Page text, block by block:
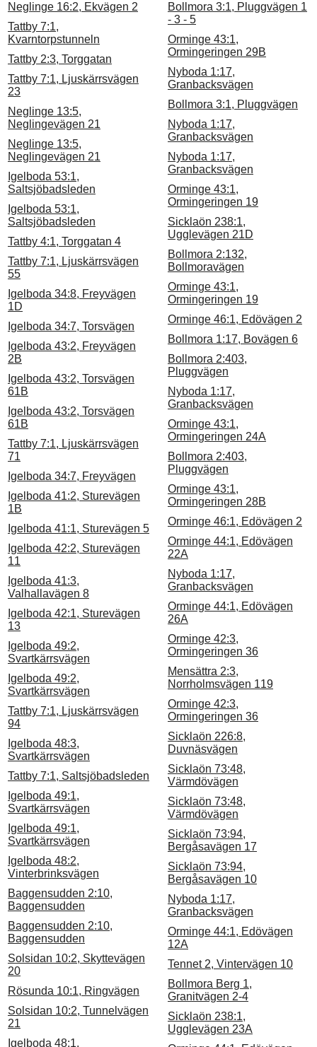
Neglinge 16:2, Ekvägen 2
Tattby 7:1,
Kvarntorpstunneln
Tattby 2:3, Torggatan
Tattby 7:1, Ljuskärrsvägen
23
Neglinge 13:5,
Neglingevägen 21
Neglinge 13:5,
Neglingevägen 21
Igelboda 53:1,
Saltsjöbadsleden
Igelboda 53:1,
Saltsjöbadsleden
Tattby 4:1, Torggatan 4
Tattby 7:1, Ljuskärrsvägen
55
Igelboda 34:8, Freyvägen
1D
Igelboda 34:7, Torsvägen
Igelboda 43:2, Freyvägen
2B
Igelboda 43:2, Torsvägen
61B
Igelboda 43:2, Torsvägen
61B
Tattby 7:1, Ljuskärrsvägen
71
Igelboda 34:7, Freyvägen
Igelboda 41:2, Sturevägen
1B
Igelboda 41:1, Sturevägen 5
Igelboda 42:2, Sturevägen
11
Igelboda 41:3,
Valhallavägen 8
Igelboda 42:1, Sturevägen
13
Igelboda 49:2,
Svartkärrsvägen
Igelboda 49:2,
Svartkärrsvägen
Tattby 7:1, Ljuskärrsvägen
94
Igelboda 48:3,
Svartkärrsvägen
Tattby 7:1, Saltsjöbadsleden
Igelboda 49:1,
Svartkärrsvägen
Igelboda 49:1,
Svartkärrsvägen
Igelboda 48:2,
Vinterbrinksvägen
Baggensudden 2:10,
Baggensudden
Baggensudden 2:10,
Baggensudden
Solsidan 10:2, Skyttevägen
20
Rösunda 10:1, Ringvägen
Solsidan 10:2, Tunnelvägen
21
Igelboda 48:1,
Bollmora 3:1, Pluggvägen 1
- 3 - 5
Orminge 43:1,
Ormingeringen 29B
Nyboda 1:17,
Granbacksvägen
Bollmora 3:1, Pluggvägen
Nyboda 1:17,
Granbacksvägen
Nyboda 1:17,
Granbacksvägen
Orminge 43:1,
Ormingeringen 19
Sicklaön 238:1,
Ugglevägen 21D
Bollmora 2:132,
Bollmoravägen
Orminge 43:1,
Ormingeringen 19
Orminge 46:1, Edövägen 2
Bollmora 1:17, Bovägen 6
Bollmora 2:403,
Pluggvägen
Nyboda 1:17,
Granbacksvägen
Orminge 43:1,
Ormingeringen 24A
Bollmora 2:403,
Pluggvägen
Orminge 43:1,
Ormingeringen 28B
Orminge 46:1, Edövägen 2
Orminge 44:1, Edövägen
22A
Nyboda 1:17,
Granbacksvägen
Orminge 44:1, Edövägen
26A
Orminge 42:3,
Ormingeringen 36
Mensättra 2:3,
Norrholmsvägen 119
Orminge 42:3,
Ormingeringen 36
Sicklaön 226:8,
Duvnäsvägen
Sicklaön 73:48,
Värmdövägen
Sicklaön 73:48,
Värmdövägen
Sicklaön 73:94,
Bergåsavägen 17
Sicklaön 73:94,
Bergåsavägen 10
Nyboda 1:17,
Granbacksvägen
Orminge 44:1, Edövägen
12A
Tennet 2, Vintervägen 10
Bollmora Berg 1,
Granitvägen 2-4
Sicklaön 238:1,
Ugglevägen 23A